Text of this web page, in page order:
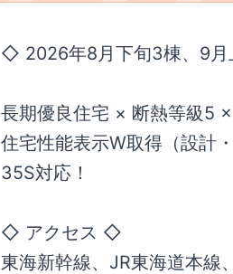
◇ 2026年8月下旬3棟、9
長期優良住宅 × 断熱等級5
住宅性能表示W取得（設計
35S対応！
◇ アクセス ◇
東海新幹線、JR東海道本線